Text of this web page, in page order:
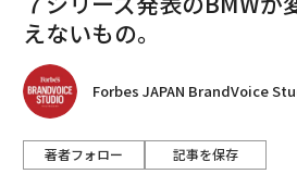
えないもの。
Forbes JAPAN BrandVoice
著者フォロー 記事を保存